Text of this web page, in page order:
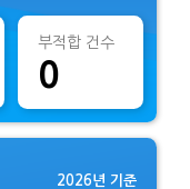
부적합 건수
0
2026년 기준